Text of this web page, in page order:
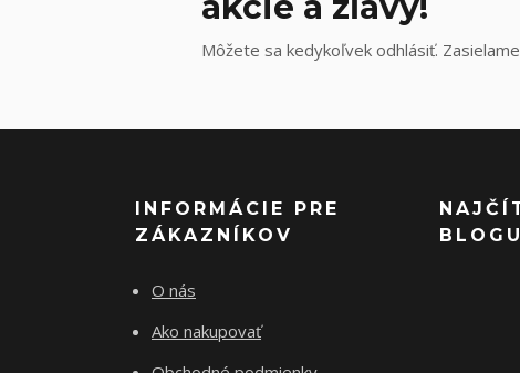
Môžete sa kedykoľvek odhlásiť.
INFORMÁCIE PRE
ZÁKAZNÍKOV
O nás
Ako nakupovať
BLOGU